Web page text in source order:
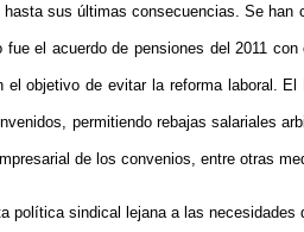
sus últimas consecuencias. Se
el acuerdo de pensiones del 2011
objetivo de evitar la reforma laboral.
permitiendo rebajas salariales
de los convenios, entre otras
política sindical lejana a las necesidades